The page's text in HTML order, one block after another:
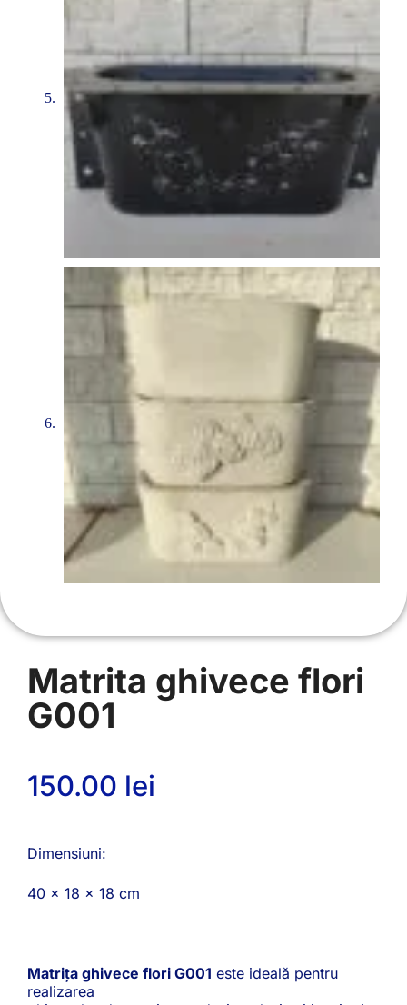
Matrita ghivece flori
G001
150.00 lei
Dimensiuni:
40 x 18 x 18 cm
Matrița ghivece flori G001 este ideală pentru
realizarea